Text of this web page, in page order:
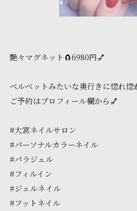
艶々マグネット🧲6980円💅
ベルベットみたいな奥行きに惚れ
ご予約はプロフィール欄から💅
#大宮ネイルサロン
#パーソナルカラーネイル
#パラジェル
#フィルイン
#ジェルネイル
#フットネイル